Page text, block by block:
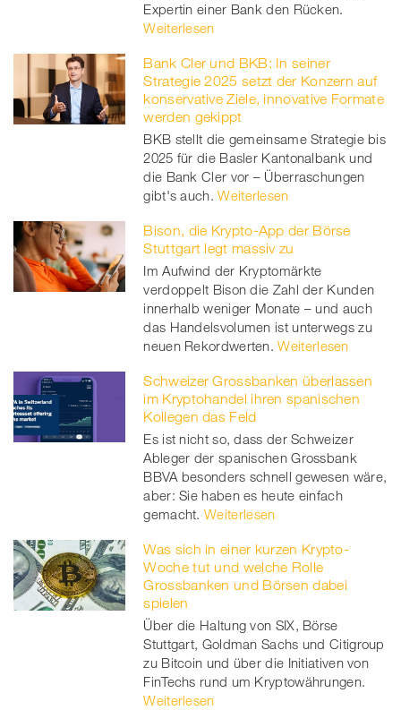
er
Expertin einer Bank den Rücken.
Weiterlesen
Bank Cler und BKB: In seiner
Strategie 2025 setzt der Konzern auf
konservative Ziele, innovative Formate
werden gekippt
BKB stellt die gemeinsame Strategie bis
2025 für die Basler Kantonalbank und
die Bank Cler vor – Überraschungen
gibt's auch. Weiterlesen
Bison, die Krypto-App der Börse
Stuttgart legt massiv zu
Im Aufwind der Kryptomärkte
verdoppelt Bison die Zahl der Kunden
innerhalb weniger Monate – und auch
das Handelsvolumen ist unterwegs zu
neuen Rekordwerten. Weiterlesen
Schweizer Grossbanken überlassen
im Kryptohandel ihren spanischen
Kollegen das Feld
Es ist nicht so, dass der Schweizer
Ableger der spanischen Grossbank
BBVA besonders schnell gewesen wäre,
aber: Sie haben es heute einfach
gemacht. Weiterlesen
Was sich in einer kurzen Krypto-
Woche tut und welche Rolle
Grossbanken und Börsen dabei
spielen
Über die Haltung von SIX, Börse
Stuttgart, Goldman Sachs und Citigroup
zu Bitcoin und über die Initiativen von
FinTechs rund um Kryptowährungen.
Weiterlesen